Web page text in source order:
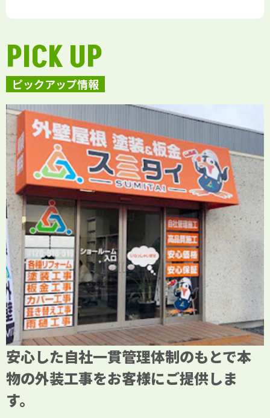
ピックアップ情報
PICK UP
安心した自社一貫管理体制のもとで本
物の外装工事をお客様にご提供しま
す。